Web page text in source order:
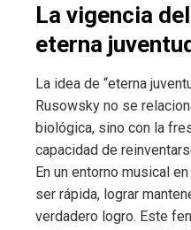
La vigencia
eterna
La idea de “eterna
Rusowsky no se
biológica, sino con la
capacidad de
En un entorno musical
ser rápida, lograr
verdadero logro. Este